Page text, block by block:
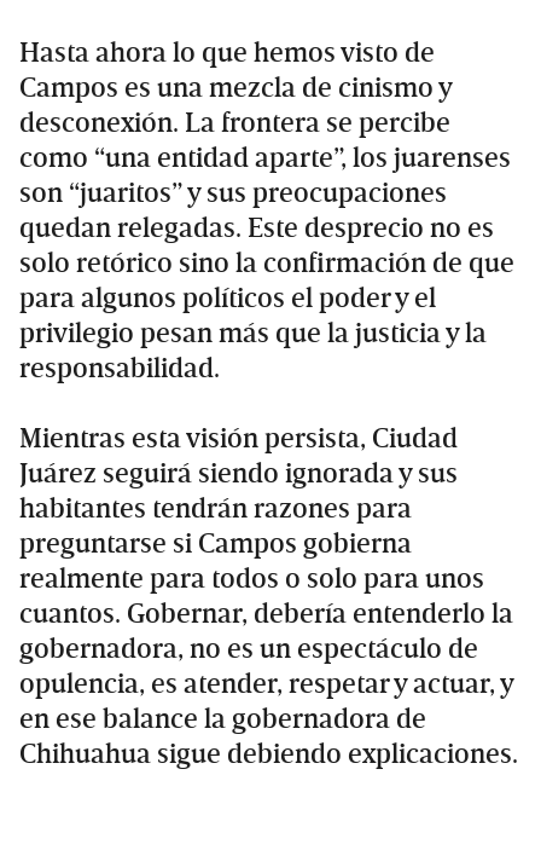
Hasta ahora lo que hemos visto de
Campos es una mezcla de cinismo y
desconexión. La frontera se percibe
como “una entidad aparte”, los juarenses
son “juaritos” y sus preocupaciones
quedan relegadas. Este desprecio no es
solo retórico sino la confirmación de que
para algunos políticos el poder y el
privilegio pesan más que la justicia y la
responsabilidad.
Mientras esta visión persista, Ciudad
Juárez seguirá siendo ignorada y sus
habitantes tendrán razones para
preguntarse si Campos gobierna
realmente para todos o solo para unos
cuantos. Gobernar, debería entenderlo la
gobernadora, no es un espectáculo de
opulencia, es atender, respetar y actuar, y
en ese balance la gobernadora de
Chihuahua sigue debiendo explicaciones.